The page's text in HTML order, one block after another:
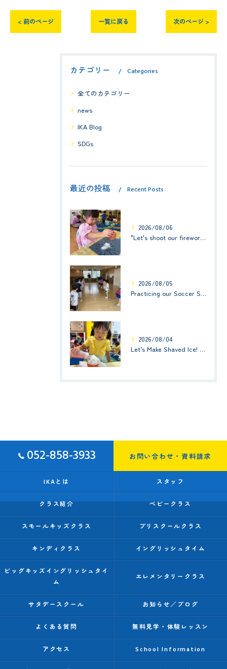
< 前のページ 一覧に戻る 次のページ >
カテゴリー Categories
全てのカテゴリー
news
IKA Blog
SDGs
最近の投稿 Recent Posts
2026/08/06
"Let's shoot our fireworks!" (みんなで花火を打ち上げよう！) ☆ Preschool (2歳児クラス)
2026/08/05
Practicing our Soccer Skills! ☆ Kindy 3
2026/08/04
Let’s Make Shaved Ice! (かき氷を作ろう！)☆ Kindy 1(年少クラス)
052-858-3933 お問い合わせ・資料請求
IKAとは スタッフ
クラス紹介 ベビークラス
スモールキッズクラス プリスクールクラス
キンディクラス イングリッシュタイム
ビッグキッズイングリッシュタイ
ム
エレメンタリークラス
サタデースクール お知らせ／ブログ
よくある質問 無料見学・体験レッスン
アクセス School Information